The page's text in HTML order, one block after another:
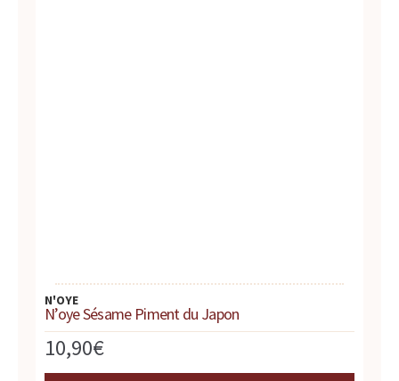
N'OYE
N’oye Sésame Piment du Japon
10,90€